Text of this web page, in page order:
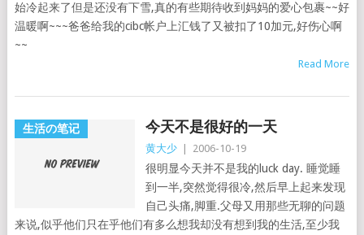
始冷起来了但是还没有下雪,真的有些期待收到妈妈的爱心包裹~~好
温暖啊~~~爸爸给我的cibc帐户上汇钱了又被扣了10加元,好伤心啊
~~
Read More
生活の笔记 今天不是很好的一天
黄大少 2006-10-19
很明显今天并不是我的luck day. 睡觉睡
到一半,突然觉得很冷,然后早上起来发现
自己头痛,脚重.父母又用那些无聊的问题
来说,似乎他们只在乎他们有多么想我却没有想到我的生活,至少我